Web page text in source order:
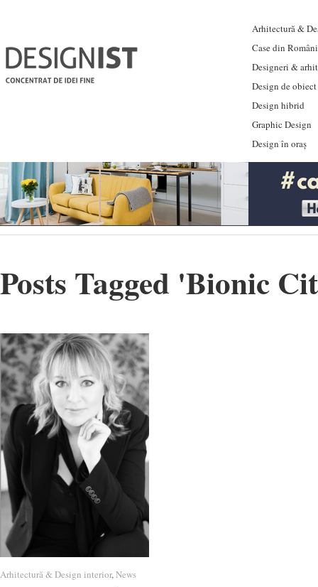
Arhitectură &
Case din
Designeri &
Design de obiect
Design hibrid
Graphic Design
Design în oraș
Posts Tagged 'Bionic
Arhitectură & Design interior,News
Arhitectură & Design interior News